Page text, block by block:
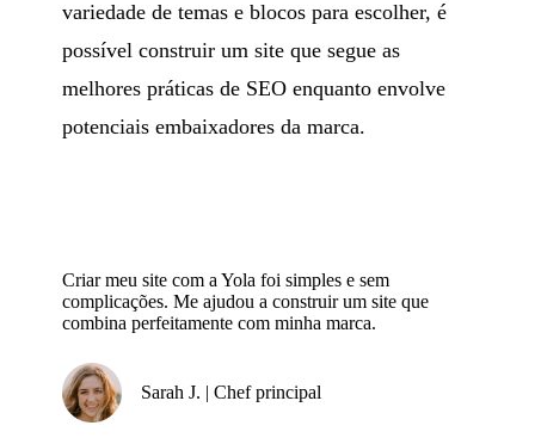
variedade de temas e blocos para escolher, é
possível construir um site que segue as
melhores práticas de SEO enquanto envolve
potenciais embaixadores da marca.
Criar meu site com a Yola foi simples e sem
complicações. Me ajudou a construir um site que
combina perfeitamente com minha marca.
Sarah J. | Chef principal